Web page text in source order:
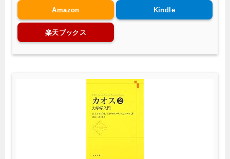
Amazon Kindle
楽天ブックス